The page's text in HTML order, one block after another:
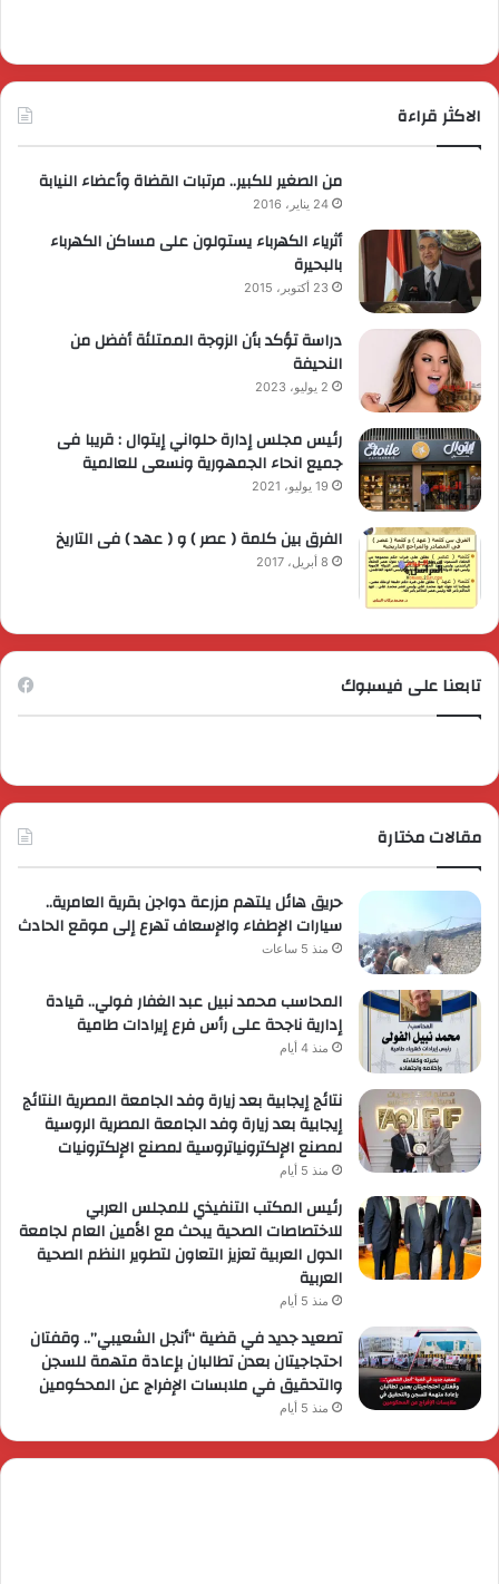
الاكثر قراءة
من الصغير للكبير.. مرتبات القضاة وأعضاء النيابة
24 يناير، 2016
أثرياء الكهرباء يستولون على مساكن الكهرباء
بالبحيرة
23 أكتوبر، 2015
دراسة تؤكد بأن الزوجة الممتلئة أفضل من
النحيفة
2 يوليو، 2023
رئيس مجلس إدارة حلواني إيتوال : قريبا فى
جميع انحاء الجمهورية ونسعى للعالمية
19 يوليو، 2021
الفرق بين كلمة ( عصر ) و ( عهد ) فى التاريخ
8 أبريل، 2017
تابعنا على فيسبوك
مقالات مختارة
حريق هائل يلتهم مزرعة دواجن بقرية العامرية..
سيارات الإطفاء والإسعاف تهرع إلى موقع الحادث
منذ 5 ساعات
المحاسب محمد نبيل عبد الغفار فولي.. قيادة
إدارية ناجحة على رأس فرع إيرادات طامية
منذ 4 أيام
نتائج إيجابية بعد زيارة وفد الجامعة المصرية النتائج
إيجابية بعد زيارة وفد الجامعة المصرية الروسية
لمصنع الإلكترونياتروسية لمصنع الإلكترونيات
منذ 5 أيام
رئيس المكتب التنفيذي للمجلس العربي
للاختصاصات الصحية يبحث مع الأمين العام لجامعة
الدول العربية تعزيز التعاون لتطوير النظم الصحية
العربية
منذ 5 أيام
تصعيد جديد في قضية “أنجل الشعيبي”.. وقفتان
احتجاجيتان بعدن تطالبان بإعادة متهمة للسجن
والتحقيق في ملابسات الإفراج عن المحكومين
منذ 5 أيام